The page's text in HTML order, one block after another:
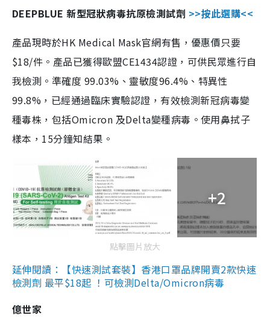
DEEPBLUE 新型冠狀病毒抗原檢測試劑 >>按此選購<<
產品現時於HK Medical Mask官網有售，優惠價只要
$18/件。產品已獲得歐盟CE1434認證，可供民眾進行自
我檢測。準確度 99.03%、靈敏度96.4%、特異性
99.8%，已經通過臨床實驗認證，有效檢測新冠病毒變
種毒株，包括Omicron 及Delta變種病毒。使用鼻拭子
樣本，15分鐘知結果。
+2
點擊圖片放大
延伸閱讀：【快速測試套裝】香港口罩品牌開賣2款快速
檢測劑 最平$18起 ！可檢測Delta/Omicron病毒
億世家